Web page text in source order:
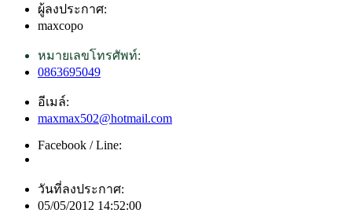
ผู้ลงประกาศ:
maxcopo
หมายเลขโทรศัพท์:
0863695049
อีเมล์:
maxmax502@hotmail.com
Facebook / Line:
วันที่ลงประกาศ:
05/05/2012 14:52:00